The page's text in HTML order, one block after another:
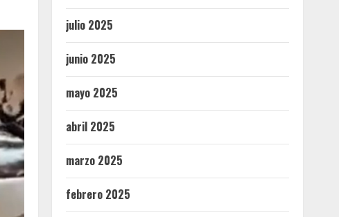
julio 2025
junio 2025
mayo 2025
abril 2025
marzo 2025
febrero 2025